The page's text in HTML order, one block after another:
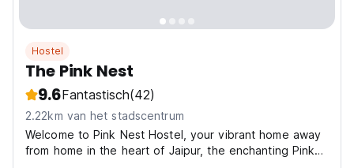
Hostel
The Pink Nest
9.6Fantastisch(42)
2.22km van het stadscentrum
Welcome to Pink Nest Hostel, your vibrant home away
from home in the heart of Jaipur, the enchanting Pink